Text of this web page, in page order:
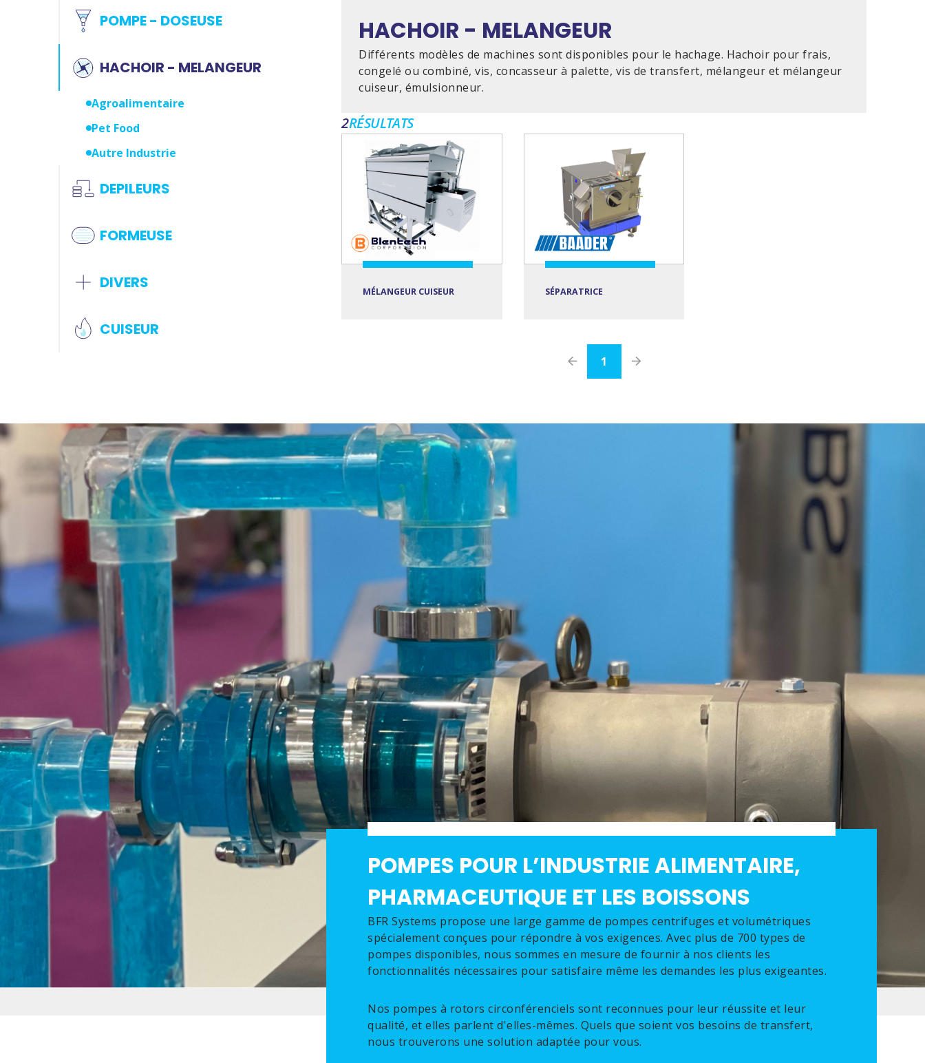
POMPE - DOSEUSE
HACHOIR - MELANGEUR
Agroalimentaire
Pet Food
Autre Industrie
DEPILEURS
FORMEUSE
DIVERS
CUISEUR
HACHOIR - MELANGEUR
Différents modèles de machines sont disponibles pour le hachage. Hachoir pour frais,
congelé ou combiné, vis, concasseur à palette, vis de transfert, mélangeur et mélangeur
cuiseur, émulsionneur.
2RÉSULTATS
MÉLANGEUR CUISEUR SÉPARATRICE
1
POMPES POUR L’INDUSTRIE ALIMENTAIRE,
PHARMACEUTIQUE ET LES BOISSONS
BFR Systems propose une large gamme de pompes centrifuges et volumétriques
spécialement conçues pour répondre à vos exigences. Avec plus de 700 types de
pompes disponibles, nous sommes en mesure de fournir à nos clients les
fonctionnalités nécessaires pour satisfaire même les demandes les plus exigeantes.
Nos pompes à rotors circonférenciels sont reconnues pour leur réussite et leur
qualité, et elles parlent d'elles-mêmes. Quels que soient vos besoins de transfert,
nous trouverons une solution adaptée pour vous.